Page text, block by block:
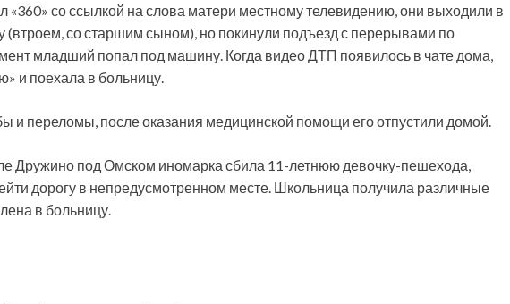
«360» со ссылкой на слова матери местному телевидению, они выходили в
(втроем, со старшим сыном), но покинули подъезд с перерывами по
младший попал под машину. Когда видео ДТП появилось в чате дома,
и поехала в больницу.
и переломы, после оказания медицинской помощи его отпустили домой.
Дружино под Омском иномарка сбила 11-летнюю девочку-пешехода,
дорогу в непредусмотренном месте. Школьница получила различные
в больницу.